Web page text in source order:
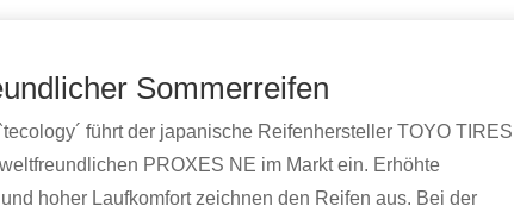
Sommerreifen
führt der japanische Reifenhersteller TOYO TIRES
PROXES NE im Markt ein. Erhöhte
hoher Laufkomfort zeichnen den Reifen aus. Bei der